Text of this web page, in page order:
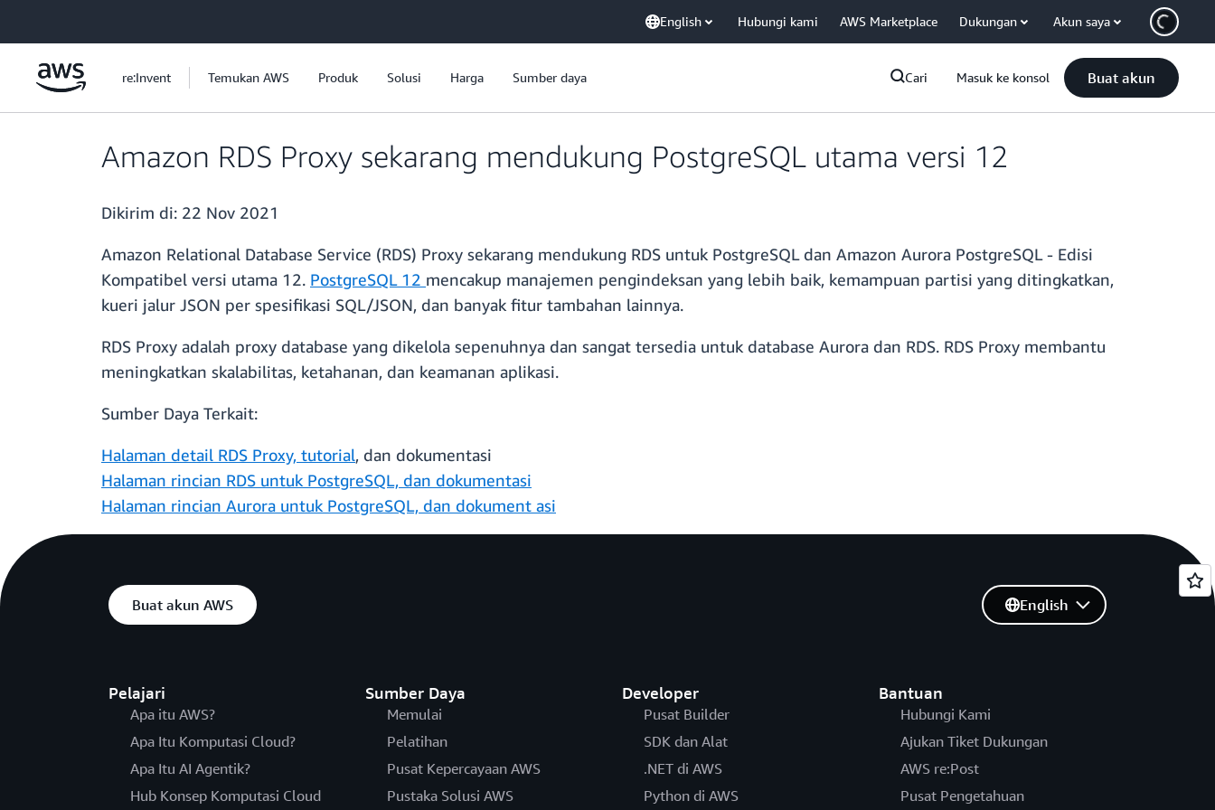
English Hubungi kami AWS Marketplace Dukungan Akun saya
re:Invent Temukan AWS Produk Solusi Harga Sumber daya Cari Masuk ke konsol Buat akun
Amazon RDS Proxy sekarang mendukung PostgreSQL utama versi 12
Dikirim di: 22 Nov 2021
Amazon Relational Database Service (RDS) Proxy sekarang mendukung RDS untuk PostgreSQL dan Amazon Aurora PostgreSQL - Edisi
Kompatibel versi utama 12. PostgreSQL 12 mencakup manajemen pengindeksan yang lebih baik, kemampuan partisi yang ditingkatkan,
kueri jalur JSON per spesifikasi SQL/JSON, dan banyak fitur tambahan lainnya.
RDS Proxy adalah proxy database yang dikelola sepenuhnya dan sangat tersedia untuk database Aurora dan RDS. RDS Proxy membantu
meningkatkan skalabilitas, ketahanan, dan keamanan aplikasi.
Sumber Daya Terkait:
Halaman detail RDS Proxy, tutorial, dan dokumentasi
Halaman rincian RDS untuk PostgreSQL, dan dokumentasi
Halaman rincian Aurora untuk PostgreSQL, dan dokument asi
Buat akun AWS
Pelajari
Apa itu AWS?
Apa Itu Komputasi Cloud?
Apa Itu AI Agentik?
Hub Konsep Komputasi Cloud
Sumber Daya
Memulai
Pelatihan
Pusat Kepercayaan AWS
Pustaka Solusi AWS
Developer
Pusat Builder
SDK dan Alat
.NET di AWS
Python di AWS
Bantuan
Hubungi Kami
Ajukan Tiket Dukungan
AWS re:Post
Pusat Pengetahuan
English